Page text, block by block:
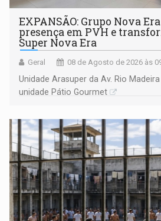
EXPANSÃO: Grupo Nova
presença em PVH e
Super Nova Era
Geral 08 de Agosto de 2026 às
Unidade Arasuper da Av. Rio
unidade Pátio Gourmet